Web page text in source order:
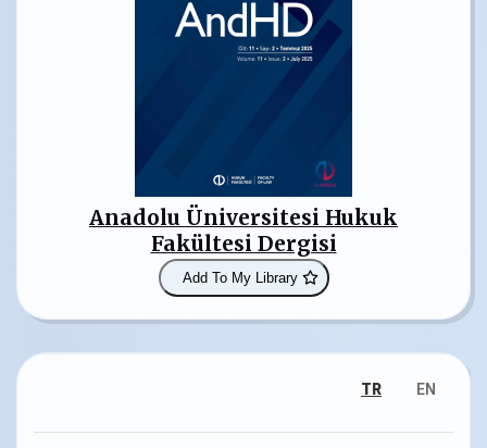
Anadolu Üniversitesi Hukuk
Fakültesi Dergisi
Add To My Library
TR EN